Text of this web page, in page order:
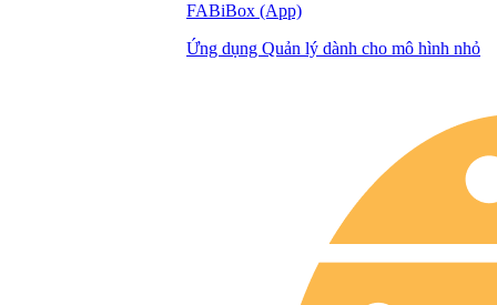
FABiBox (App)
Ứng dụng Quản lý dành cho mô hình nhỏ